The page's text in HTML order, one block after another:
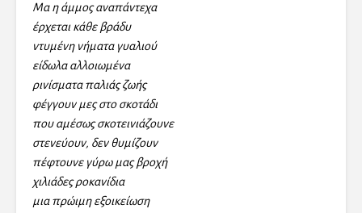
Μα η άμμος αναπάντεχα
έρχεται κάθε βράδυ
ντυμένη νήματα γυαλιού
είδωλα αλλοιωμένα
ρινίσματα παλιάς ζωής
φέγγουν μες στο σκοτάδι
που αμέσως σκοτεινιάζουνε
στενεύουν, δεν θυμίζουν
πέφτουνε γύρω μας βροχή
χιλιάδες ροκανίδια
μια πρώιμη εξοικείωση